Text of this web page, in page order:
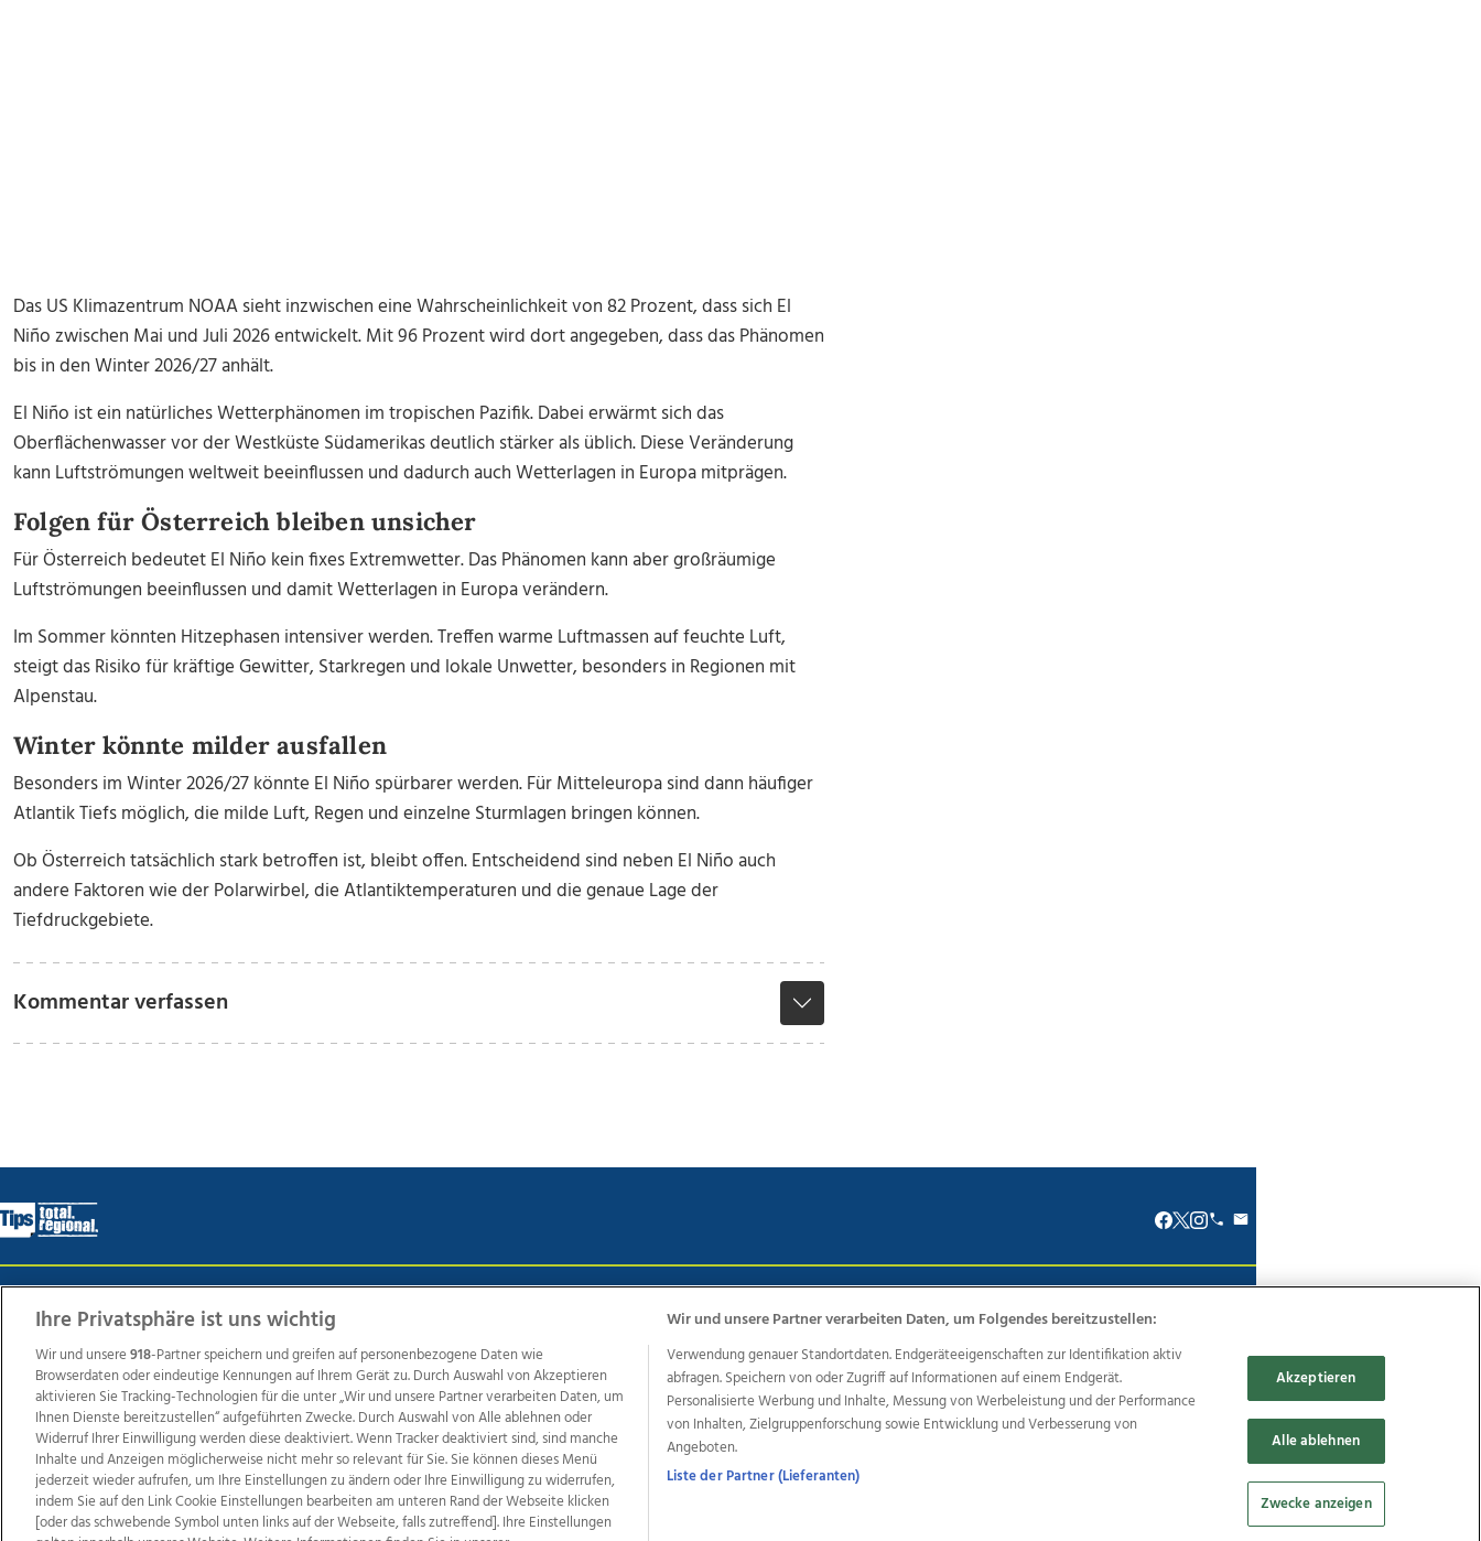
Das US Klimazentrum NOAA sieht inzwischen eine Wahrscheinlichkeit von 82 Prozent, dass sich El
Niño zwischen Mai und Juli 2026 entwickelt. Mit 96 Prozent wird dort angegeben, dass das Phänomen
bis in den Winter 2026/27 anhält.
El Niño ist ein natürliches Wetterphänomen im tropischen Pazifik. Dabei erwärmt sich das
Oberflächenwasser vor der Westküste Südamerikas deutlich stärker als üblich. Diese Veränderung
kann Luftströmungen weltweit beeinflussen und dadurch auch Wetterlagen in Europa mitprägen.
Folgen für Österreich bleiben unsicher
Für Österreich bedeutet El Niño kein fixes Extremwetter. Das Phänomen kann aber großräumige
Luftströmungen beeinflussen und damit Wetterlagen in Europa verändern.
Im Sommer könnten Hitzephasen intensiver werden. Treffen warme Luftmassen auf feuchte Luft,
steigt das Risiko für kräftige Gewitter, Starkregen und lokale Unwetter, besonders in Regionen mit
Alpenstau.
Winter könnte milder ausfallen
Besonders im Winter 2026/27 könnte El Niño spürbarer werden. Für Mitteleuropa sind dann häufiger
Atlantik Tiefs möglich, die milde Luft, Regen und einzelne Sturmlagen bringen können.
Ob Österreich tatsächlich stark betroffen ist, bleibt offen. Entscheidend sind neben El Niño auch
andere Faktoren wie der Polarwirbel, die Atlantiktemperaturen und die genaue Lage der
Tiefdruckgebiete.
Kommentar verfassen
Wir über uns Mediadaten Kontakt AGB Anzeigekunden AGB Website Ehrenkodex Politische Werbung
Weitere Angebote des Medienhauses Wimmer
TV1 di-mog-i.at OÖNow Ischler Woche Life Radio OÖNachrichten OÖN Immobilien OÖN Karriere OÖN Reise
Promenaden Galerien
Regionaljobs
wasistlos.at wirtrauern.at
Ihre Privatsphäre ist uns wichtig
Wir und unsere918-Partner speichern und greifen auf personenbezogene Daten wie
Browserdaten oder eindeutige Kennungen auf Ihrem Gerät zu. Durch Auswahl von Akzeptieren
aktivieren Sie Tracking-Technologien für die unter „Wir und unsere Partner verarbeiten Daten, um
Ihnen Dienste bereitzustellen“ aufgeführten Zwecke. Durch Auswahl von Alle ablehnen oder
Widerruf Ihrer Einwilligung werden diese deaktiviert. Wenn Tracker deaktiviert sind, sind manche
Inhalte und Anzeigen möglicherweise nicht mehr so relevant für Sie. Sie können dieses Menü
jederzeit wieder aufrufen, um Ihre Einstellungen zu ändern oder Ihre Einwilligung zu widerrufen,
indem Sie auf den Link Cookie Einstellungen bearbeiten am unteren Rand der Webseite klicken
[oder das schwebende Symbol unten links auf der Webseite, falls zutreffend]. Ihre Einstellungen
Wir und unsere Partner verarbeiten Daten, um Folgendes bereitzustellen:
Verwendung genauer Standortdaten. Endgeräteeigenschaften zur Identifikation aktiv
abfragen. Speichern von oder Zugriff auf Informationen auf einem Endgerät.
Personalisierte Werbung und Inhalte, Messung von Werbeleistung und der Performance
von Inhalten, Zielgruppenforschung sowie Entwicklung und Verbesserung von
Angeboten.
Liste der Partner (Lieferanten)
Akzeptieren
Alle ablehnen
Zwecke anzeigen